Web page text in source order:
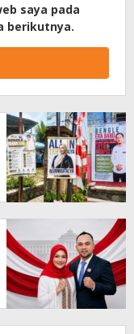
saya pada
berikutnya.